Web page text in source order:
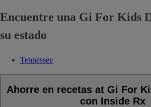
Encuentre una Gi For Kids
su estado
Tennessee
Ahorre en recetas at Gi For
con Inside Rx